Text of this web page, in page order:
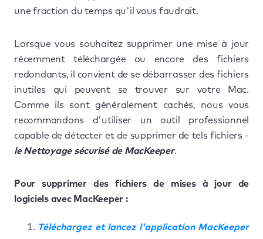
une fraction du temps qu'il vous faudrait.
Lorsque vous souhaitez supprimer une mise à jour
récemment téléchargée ou encore des fichiers
redondants, il convient de se débarrasser des fichiers
inutiles qui peuvent se trouver sur votre Mac.
Comme ils sont généralement cachés, nous vous
recommandons d'utiliser un outil professionnel
capable de détecter et de supprimer de tels fichiers -
le Nettoyage sécurisé de MacKeeper.
Pour supprimer des fichiers de mises à jour de
logiciels avec MacKeeper :
Téléchargez et lancez l'application MacKeeper